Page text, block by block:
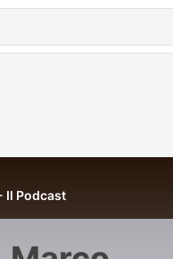
Il Podcast